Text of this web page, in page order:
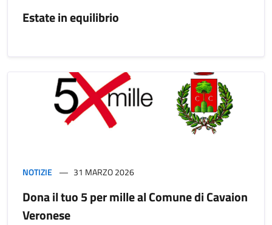
Estate in equilibrio
NOTIZIE 31 MARZO 2026
Dona il tuo 5 per mille al Comune di Cavaion
Veronese